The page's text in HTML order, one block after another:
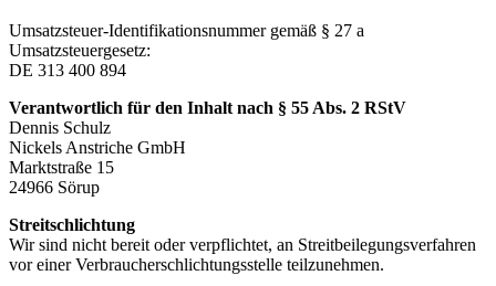
Umsatzsteuer-Identifikationsnummer gemäß § 27 a
Umsatzsteuergesetz:
DE 313 400 894
Verantwortlich für den Inhalt nach § 55 Abs. 2 RStV
Dennis Schulz
Nickels Anstriche GmbH
Marktstraße 15
24966 Sörup
Streitschlichtung
Wir sind nicht bereit oder verpflichtet, an Streitbeilegungsverfahren
vor einer Verbraucherschlichtungsstelle teilzunehmen.